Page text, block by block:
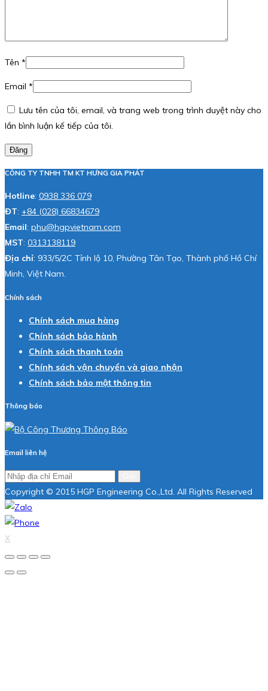
Tên *
Email *
Lưu tên của tôi, email, và trang web trong trình duyệt này cho
lần bình luận kế tiếp của tôi.
Đăng
CÔNG TY TNHH TM KT HƯNG GIA PHÁT
Hotline: 0938 336 079
ĐT: +84 (028) 66834679
Email: phu@hgpvietnam.com
MST: 0313138119
Địa chỉ: 933/5/2C Tỉnh lộ 10, Phường Tân Tạo, Thành phố Hồ Chí
Minh, Việt Nam.
Chính sách
Chính sách mua hàng
Chính sách bảo hành
Chính sách thanh toán
Chính sách vận chuyển và giao nhận
Chính sách bảo mật thông tin
Thông báo
Email liên hệ
Copyright © 2015 HGP Engineering Co.,Ltd. All Rights Reserved
X